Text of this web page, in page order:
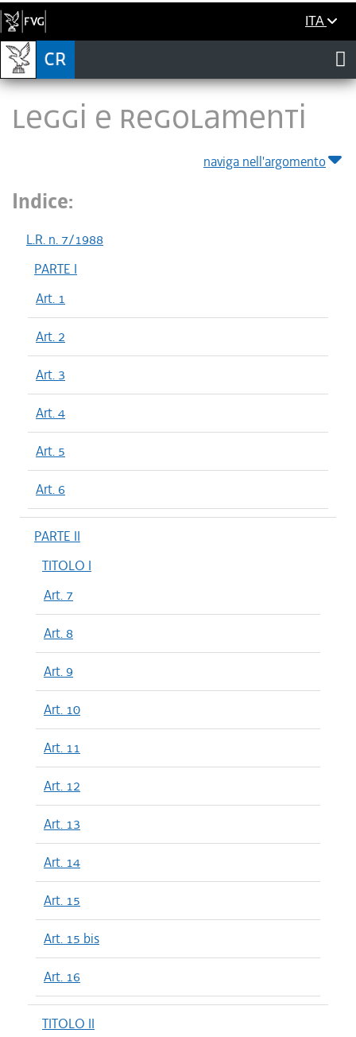
ITA
LEGGI E REGOLAMENTI
naviga nell'argomento
Indice:
L.R. n. 7/1988
PARTE I
Art. 1
Art. 2
Art. 3
Art. 4
Art. 5
Art. 6
PARTE II
TITOLO I
Art. 7
Art. 8
Art. 9
Art. 10
Art. 11
Art. 12
Art. 13
Art. 14
Art. 15
Art. 15 bis
Art. 16
TITOLO II